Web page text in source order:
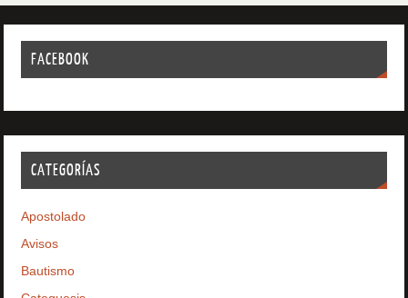
FACEBOOK
CATEGORÍAS
Apostolado
Avisos
Bautismo